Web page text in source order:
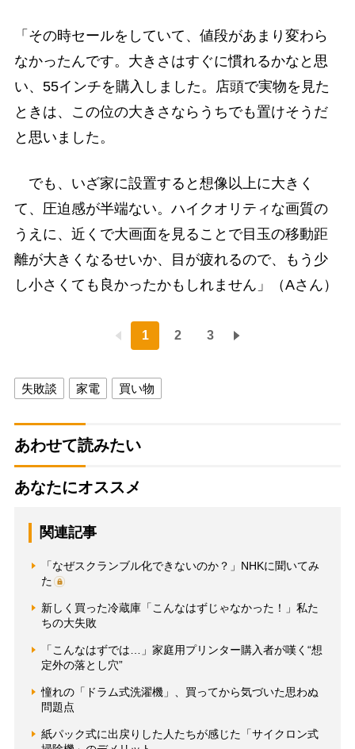
「その時セールをしていて、値段があまり変わら
なかったんです。大きさはすぐに慣れるかなと思
い、55インチを購入しました。店頭で実物を見た
ときは、この位の大きさならうちでも置けそうだ
と思いました。
でも、いざ家に設置すると想像以上に大きく
て、圧迫感が半端ない。ハイクオリティな画質の
うえに、近くで大画面を見ることで目玉の移動距
離が大きくなるせいか、目が疲れるので、もう少
し小さくても良かったかもしれません」（Aさん）
1 2 3
失敗談 家電 買い物
あわせて読みたい
あなたにオススメ
関連記事
「なぜスクランブル化できないのか？」NHKに聞いてみ
た
新しく買った冷蔵庫「こんなはずじゃなかった！」私た
ちの大失敗
「こんなはずでは…」家庭用プリンター購入者が嘆く“想
定外の落とし穴”
憧れの「ドラム式洗濯機」、買ってから気づいた思わぬ
問題点
紙パック式に出戻りした人たちが感じた「サイクロン式